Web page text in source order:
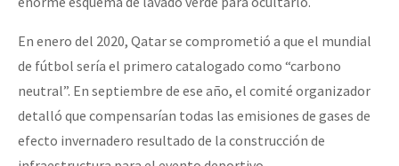
En enero del 2020, Qatar se comprometió a que el mundial
de fútbol sería el primero catalogado como “carbono
neutral”. En septiembre de ese año, el comité organizador
detalló que compensarían todas las emisiones de gases de
efecto invernadero resultado de la construcción de